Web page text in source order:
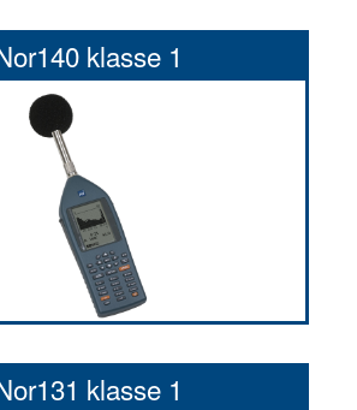
klasse 1
klasse 1